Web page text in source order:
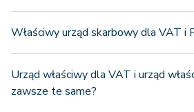
Właściwy urząd skarbowy dla VAT i
Urząd właściwy dla VAT i urząd
zawsze te same?